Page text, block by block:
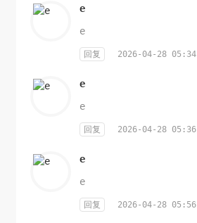
e
e
回复 2026-04-28 05:34
e
e
回复 2026-04-28 05:36
e
e
回复 2026-04-28 05:56